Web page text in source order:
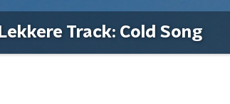
Lekkere Track: Cold Song